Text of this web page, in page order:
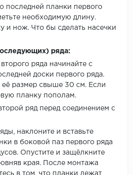
последней планки первого
необходимую длину.
и нож. Что бы сделать насечки
ряда:
ряда начинайте с
доски первого ряда.
её размер свыше 30 см. Если
планку пополам.
ряд перед соединением с
наклоните и вставьте
в боковой паз первого ряда
Опустите и защёлкните
края. После монтажа
в том, что планки лежат